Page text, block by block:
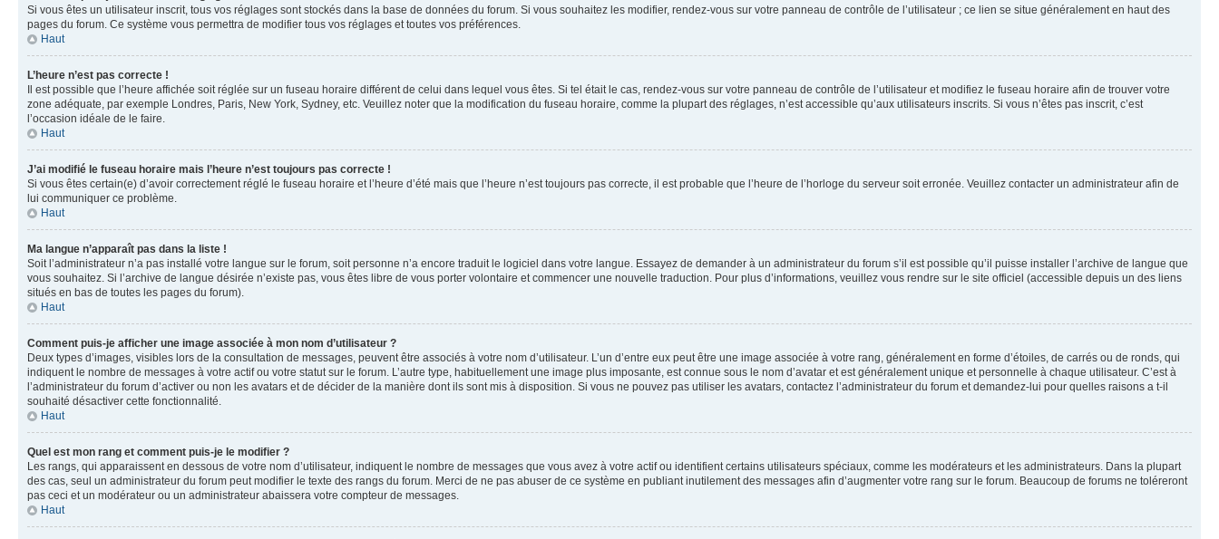
Si vous êtes un utilisateur inscrit, tous vos réglages sont stockés dans la base de données du forum. Si vous souhaitez les modifier, rendez-vous sur votre panneau de contrôle de l’utilisateur ; ce lien se situe généralement en haut des
pages du forum. Ce système vous permettra de modifier tous vos réglages et toutes vos préférences.
Haut
L’heure n’est pas correcte !
Il est possible que l’heure affichée soit réglée sur un fuseau horaire différent de celui dans lequel vous êtes. Si tel était le cas, rendez-vous sur votre panneau de contrôle de l’utilisateur et modifiez le fuseau horaire afin de trouver votre
zone adéquate, par exemple Londres, Paris, New York, Sydney, etc. Veuillez noter que la modification du fuseau horaire, comme la plupart des réglages, n’est accessible qu’aux utilisateurs inscrits. Si vous n’êtes pas inscrit, c’est
l’occasion idéale de le faire.
Haut
J’ai modifié le fuseau horaire mais l’heure n’est toujours pas correcte !
Si vous êtes certain(e) d’avoir correctement réglé le fuseau horaire et l’heure d’été mais que l’heure n’est toujours pas correcte, il est probable que l’heure de l’horloge du serveur soit erronée. Veuillez contacter un administrateur afin de
lui communiquer ce problème.
Haut
Ma langue n’apparaît pas dans la liste !
Soit l’administrateur n’a pas installé votre langue sur le forum, soit personne n’a encore traduit le logiciel dans votre langue. Essayez de demander à un administrateur du forum s’il est possible qu’il puisse installer l’archive de langue que
vous souhaitez. Si l’archive de langue désirée n’existe pas, vous êtes libre de vous porter volontaire et commencer une nouvelle traduction. Pour plus d’informations, veuillez vous rendre sur le site officiel (accessible depuis un des liens
situés en bas de toutes les pages du forum).
Haut
Comment puis-je afficher une image associée à mon nom d’utilisateur ?
Deux types d’images, visibles lors de la consultation de messages, peuvent être associés à votre nom d’utilisateur. L’un d’entre eux peut être une image associée à votre rang, généralement en forme d’étoiles, de carrés ou de ronds, qui
indiquent le nombre de messages à votre actif ou votre statut sur le forum. L’autre type, habituellement une image plus imposante, est connue sous le nom d’avatar et est généralement unique et personnelle à chaque utilisateur. C’est à
l’administrateur du forum d’activer ou non les avatars et de décider de la manière dont ils sont mis à disposition. Si vous ne pouvez pas utiliser les avatars, contactez l’administrateur du forum et demandez-lui pour quelles raisons a t-il
souhaité désactiver cette fonctionnalité.
Haut
Quel est mon rang et comment puis-je le modifier ?
Les rangs, qui apparaissent en dessous de votre nom d’utilisateur, indiquent le nombre de messages que vous avez à votre actif ou identifient certains utilisateurs spéciaux, comme les modérateurs et les administrateurs. Dans la plupart
des cas, seul un administrateur du forum peut modifier le texte des rangs du forum. Merci de ne pas abuser de ce système en publiant inutilement des messages afin d’augmenter votre rang sur le forum. Beaucoup de forums ne toléreront
pas ceci et un modérateur ou un administrateur abaissera votre compteur de messages.
Haut